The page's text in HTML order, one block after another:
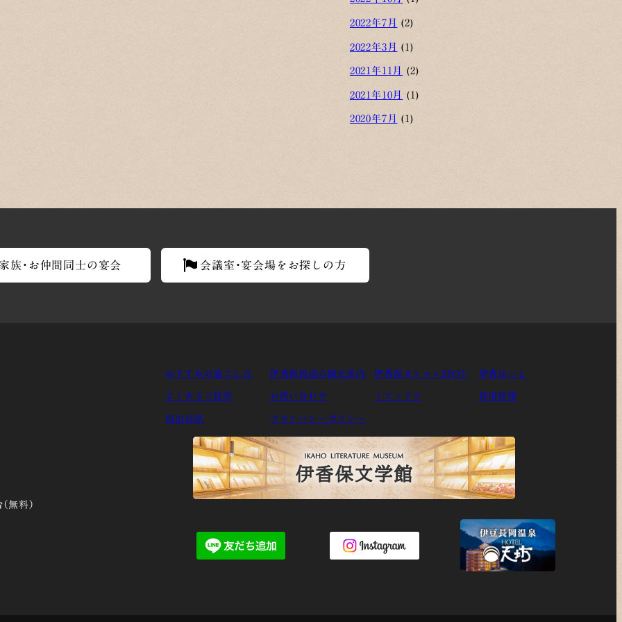
2022年7月 (2)
2022年3月 (1)
2021年11月 (2)
2021年10月 (1)
2020年7月 (1)
族・お仲間同士の宴会 会議室・宴会場をお探しの方
無料）
おすすめの過ごし方 伊香保周辺の観光案内 伊香保オシャレSPOT 伊香ほっと
よくあるご質問 お問い合わせ トピックス 採用情報
宿泊約款 プライバシーポリシー